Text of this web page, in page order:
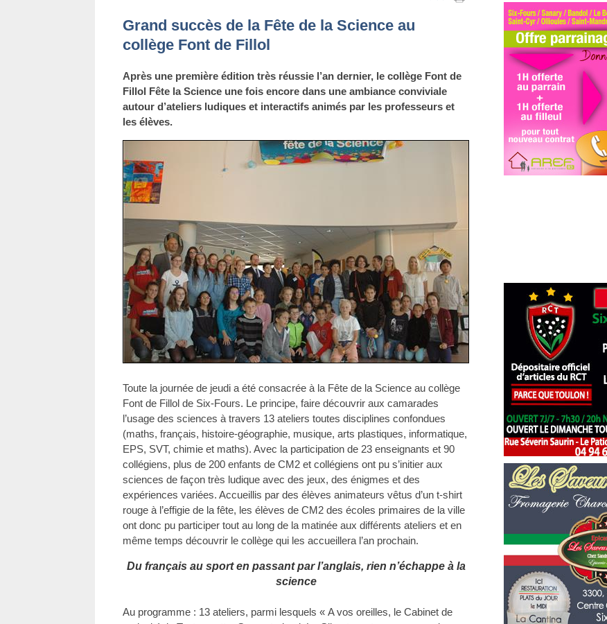
Grand succès de la Fête de la Science au
collège Font de Fillol
Après une première édition très réussie l’an dernier, le collège Font de
Fillol Fête la Science une fois encore dans une ambiance conviviale
autour d’ateliers ludiques et interactifs animés par les professeurs et
les élèves.
Toute la journée de jeudi a été consacrée à la Fête de la Science au collège
Font de Fillol de Six-Fours. Le principe, faire découvrir aux camarades
l’usage des sciences à travers 13 ateliers toutes disciplines confondues
(maths, français, histoire-géographie, musique, arts plastiques, informatique,
EPS, SVT, chimie et maths). Avec la participation de 23 enseignants et 90
collégiens, plus de 200 enfants de CM2 et collégiens ont pu s’initier aux
sciences de façon très ludique avec des jeux, des énigmes et des
expériences variées. Accueillis par des élèves animateurs vêtus d’un t-shirt
rouge à l’effigie de la fête, les élèves de CM2 des écoles primaires de la ville
ont donc pu participer tout au long de la matinée aux différents ateliers et en
même temps découvrir le collège qui les accueillera l’an prochain.
Du français au sport en passant par l’anglais, rien n’échappe à la
science
Au programme : 13 ateliers, parmi lesquels « A vos oreilles, le Cabinet de